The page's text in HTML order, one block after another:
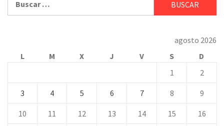
agosto 2026
L
M X J V S
D
1
2
3 4 5 6 7 8 9
10 11 12 13 14 15 16